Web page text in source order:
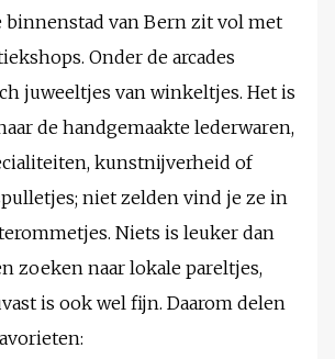
binnenstad van Bern zit vol met
Onder de arcades
juweeltjes van winkeltjes. Het is
de handgemaakte lederwaren,
kunstnijverheid of
niet zelden vind je ze in
Niets is leuker dan
zoeken naar lokale pareltjes,
is ook wel fijn. Daarom delen